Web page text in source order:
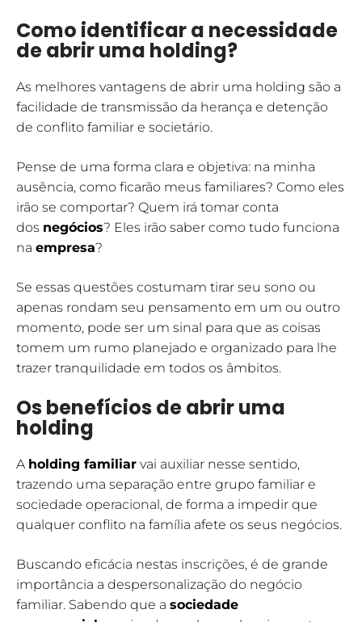
Como identificar a necessidade
de abrir uma holding?
As melhores vantagens de abrir uma holding são a
facilidade de transmissão da herança e detenção
de conflito familiar e societário.
Pense de uma forma clara e objetiva: na minha
ausência, como ficarão meus familiares? Como eles
irão se comportar? Quem irá tomar conta
dos negócios? Eles irão saber como tudo funciona
na empresa?
Se essas questões costumam tirar seu sono ou
apenas rondam seu pensamento em um ou outro
momento, pode ser um sinal para que as coisas
tomem um rumo planejado e organizado para lhe
trazer tranquilidade em todos os âmbitos.
Os benefícios de abrir uma
holding
A holding familiar vai auxiliar nesse sentido,
trazendo uma separação entre grupo familiar e
sociedade operacional, de forma a impedir que
qualquer conflito na família afete os seus negócios.
Buscando eficácia nestas inscrições, é de grande
importância a despersonalização do negócio
familiar. Sabendo que a sociedade